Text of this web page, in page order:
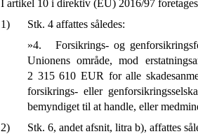
I artikel 10 i direktiv (EU) 2016/97
1)
Stk. 4 affattes således:
»4. Forsikrings- og
Unionens område, mod
2 315 610 EUR for alle
forsikrings- eller
bemyndiget til at handle, eller
2)
Stk. 6, andet afsnit, litra b), affattes